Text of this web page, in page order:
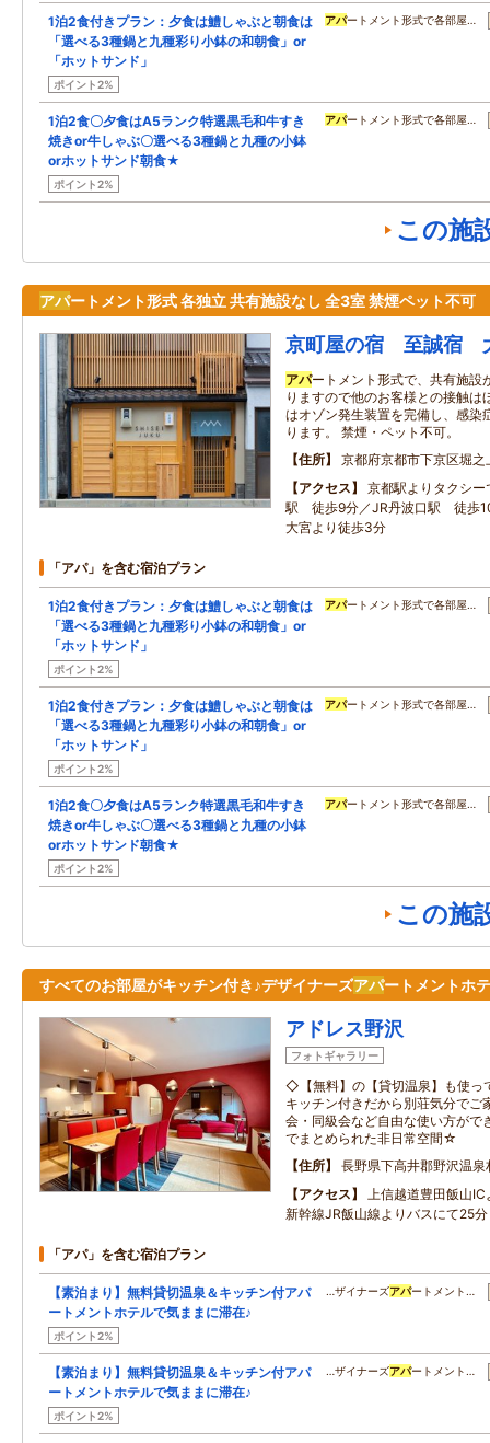
1泊2食付きプラン：夕食は鱧しゃぶと朝食は
「選べる3種鍋と九種彩り小鉢の和朝食」or
「ホットサンド」
ポイント2%
アパートメント形式で各部屋…
1泊2食〇夕食はA5ランク特選黒毛和牛すき
焼きor牛しゃぶ〇選べる3種鍋と九種の小鉢
orホットサンド朝食★
ポイント2%
アパートメント形式で各部屋…
この施
アパートメント形式 各独立 共有施設なし 全3室 禁煙ペット不可
京町屋の宿 至誠宿
アパートメント形式で、共有施設
りますので他のお客様との接触は
はオゾン発生装置を完備し、感染
ります。 禁煙・ペット不可。
住所
京都府京都市下京区堀之
アクセス
京都駅よりタクシ
駅 徒歩9分／JR丹波口駅 徒歩
大宮より徒歩3分
「アパ」を含む宿泊プラン
1泊2食付きプラン：夕食は鱧しゃぶと朝食は
「選べる3種鍋と九種彩り小鉢の和朝食」or
「ホットサンド」
ポイント2%
アパートメント形式で各部屋…
1泊2食付きプラン：夕食は鱧しゃぶと朝食は
「選べる3種鍋と九種彩り小鉢の和朝食」or
「ホットサンド」
ポイント2%
アパートメント形式で各部屋…
1泊2食〇夕食はA5ランク特選黒毛和牛すき
焼きor牛しゃぶ〇選べる3種鍋と九種の小鉢
orホットサンド朝食★
ポイント2%
アパートメント形式で各部屋…
この施
すべてのお部屋がキッチン付き♪デザイナーズアパートメントホ
アドレス野沢
フォトギャラリー
◇【無料】の【貸切温泉】も使っ
キッチン付きだから別荘気分でご
会・同級会など自由な使い方がで
でまとめられた非日常空間☆
住所
長野県下高井郡野沢温
アクセス
上信越道豊田飯山
新幹線JR飯山線よりバスにて25分
「アパ」を含む宿泊プラン
【素泊まり】無料貸切温泉＆キッチン付アパ
ートメントホテルで気ままに滞在♪
ポイント2%
…ザイナーズアパートメント…
【素泊まり】無料貸切温泉＆キッチン付アパ
ートメントホテルで気ままに滞在♪
ポイント2%
…ザイナーズアパートメント…